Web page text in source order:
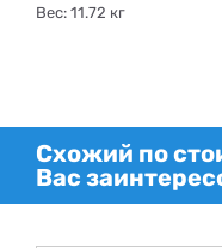
Вес: 11.72 кг
Схожий по
Вас